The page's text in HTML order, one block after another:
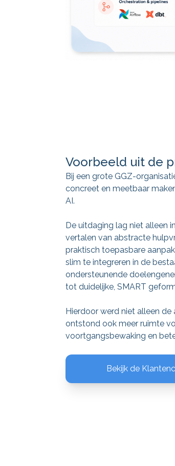
Voorbeeld uit de
Bij een grote GGZ-
concreet en meetbaar
AI.
De uitdaging lag niet alleen
vertalen van abstracte
praktisch toepasbare
slim te integreren in de
ondersteunende
tot duidelijke, SMART
Hierdoor werd niet alleen
ontstond ook meer ruimte
voortgangsbewaking en
Bekijk de